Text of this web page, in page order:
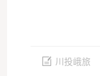
川投峨旅